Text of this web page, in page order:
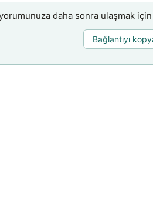
daha sonra ulaşmak
Bağlantıyı